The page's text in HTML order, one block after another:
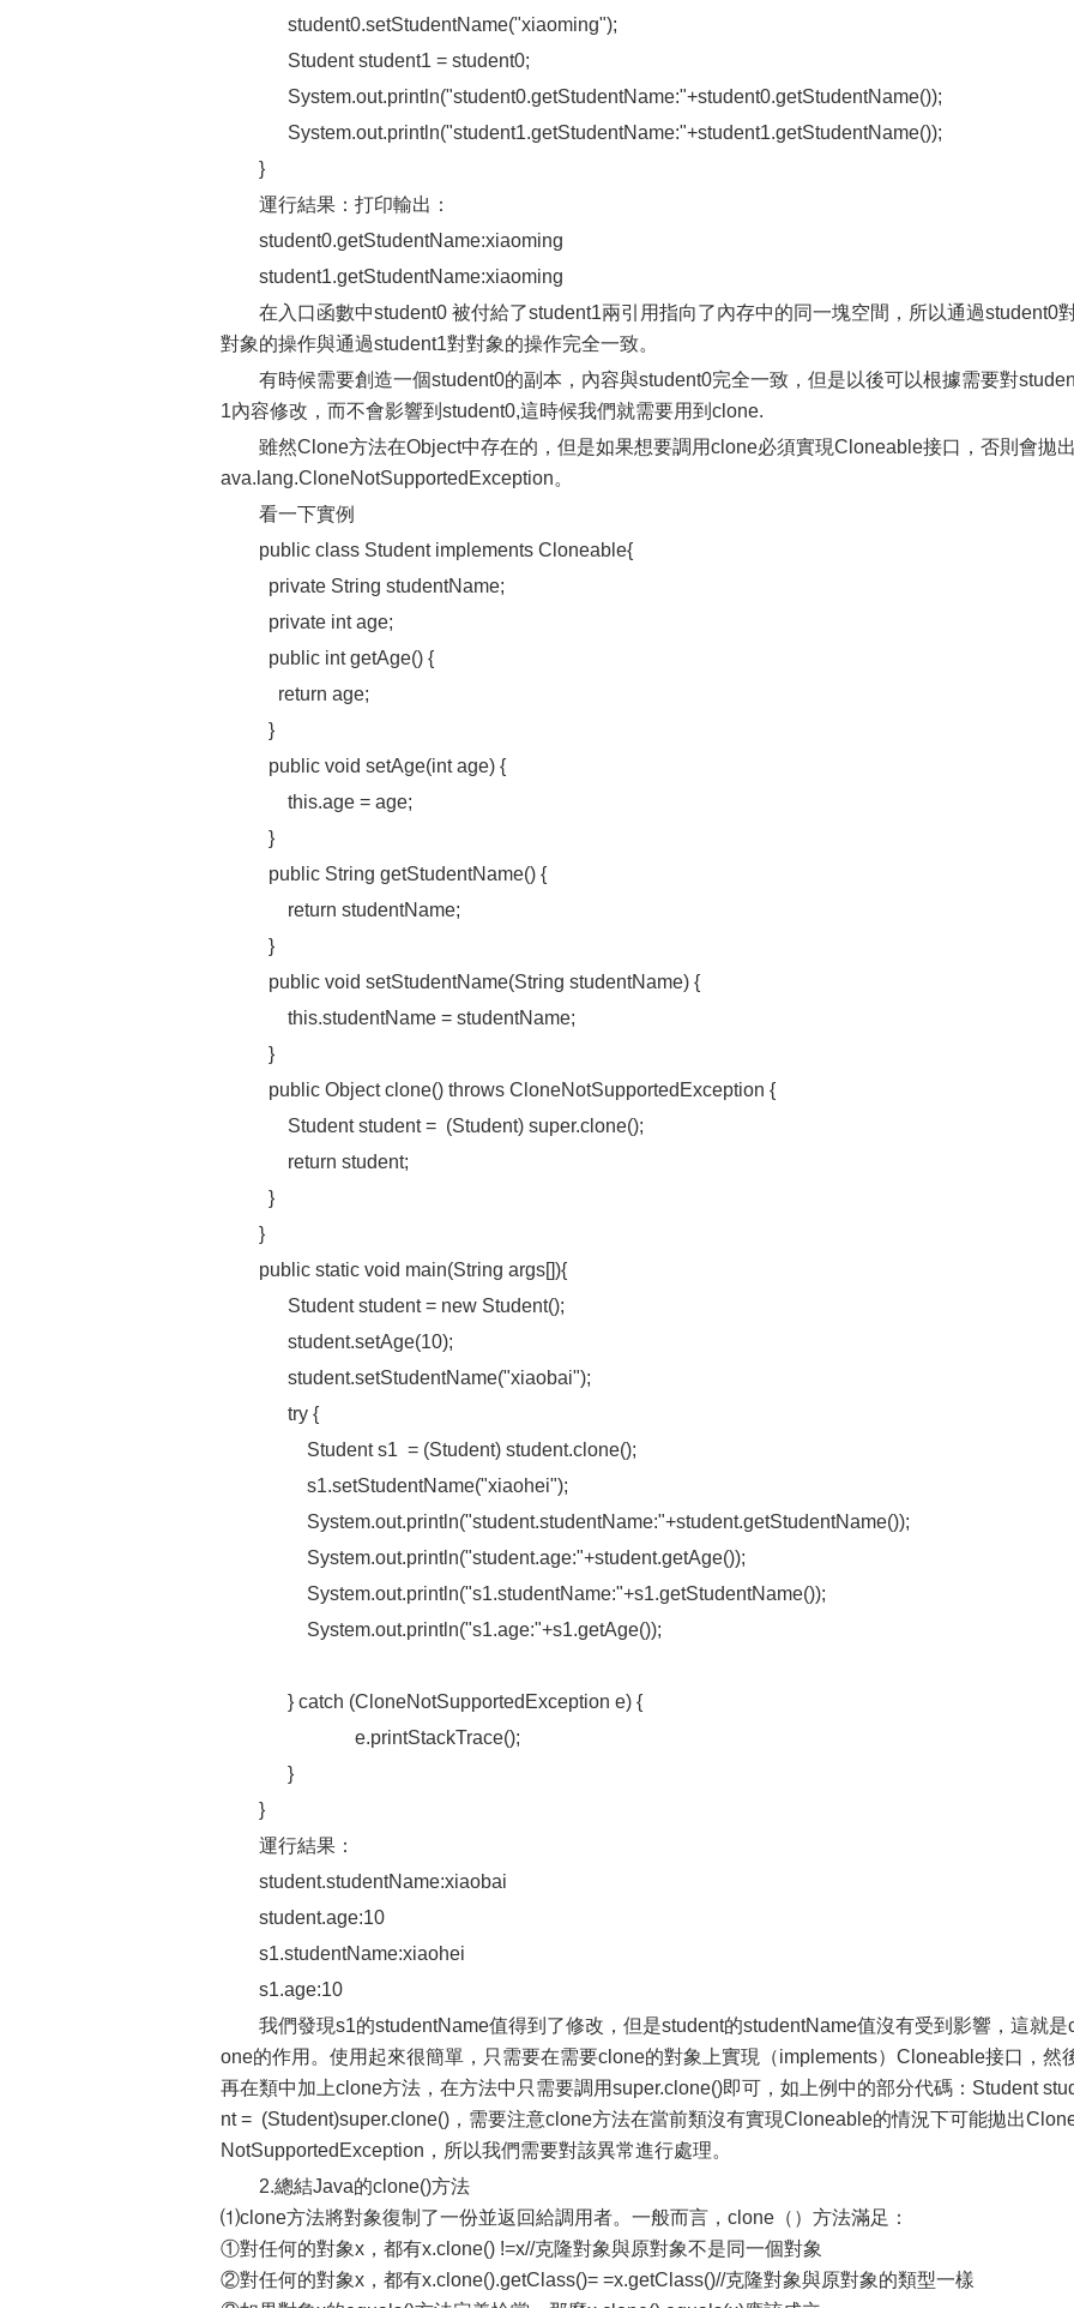
student0.setStudentName("xiaoming");
Student student1 = student0;
System.out.println("student0.getStudentName:"+student0.getStudentName());
System.out.println("student1.getStudentName:"+student1.getStudentName());
}
運行結果：打印輸出：
student0.getStudentName:xiaoming
student1.getStudentName:xiaoming
在入口函數中student0 被付給了student1兩引用指向了內存中的同一塊空間，所以通過student0
對象的操作與通過student1對對象的操作完全一致。
有時候需要創造一個student0的副本，內容與student0完全一致，但是以後可以根據需要對
1內容修改，而不會影響到student0,這時候我們就需要用到clone.
雖然Clone方法在Object中存在的，但是如果想要調用clone必須實現Cloneable接口，否則會拋
ava.lang.CloneNotSupportedException。
看一下實例
public class Student implements Cloneable{
private String studentName;
private int age;
public int getAge() {
return age;
}
public void setAge(int age) {
this.age = age;
}
public String getStudentName() {
return studentName;
}
public void setStudentName(String studentName) {
this.studentName = studentName;
}
public Object clone() throws CloneNotSupportedException {
Student student = (Student) super.clone();
return student;
}
}
public static void main(String args[]){
Student student = new Student();
student.setAge(10);
student.setStudentName("xiaobai");
try {
Student s1 = (Student) student.clone();
s1.setStudentName("xiaohei");
System.out.println("student.studentName:"+student.getStudentName());
System.out.println("student.age:"+student.getAge());
System.out.println("s1.studentName:"+s1.getStudentName());
System.out.println("s1.age:"+s1.getAge());
} catch (CloneNotSupportedException e) {
e.printStackTrace();
}
}
運行結果：
student.studentName:xiaobai
student.age:10
s1.studentName:xiaohei
s1.age:10
我們發現s1的studentName值得到了修改，但是student的studentName值沒有受到影響，這就是
one的作用。使用起來很簡單，只需要在需要clone的對象上實現（implements）Cloneable接口，然
再在類中加上clone方法，在方法中只需要調用super.clone()即可，如上例中的部分代碼：Student
nt = (Student)super.clone()，需要注意clone方法在當前類沒有實現Cloneable的情況下可能拋出
NotSupportedException，所以我們需要對該異常進行處理。
2.總結Java的clone()方法
⑴clone方法將對象復制了一份並返回給調用者。一般而言，clone（）方法滿足：
①對任何的對象x，都有x.clone() !=x//克隆對象與原對象不是同一個對象
②對任何的對象x，都有x.clone().getClass()= =x.getClass()//克隆對象與原對象的類型一樣